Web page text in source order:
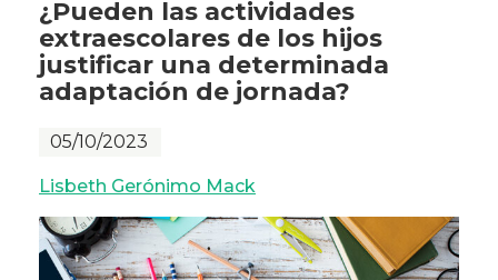
¿Pueden las actividades
extraescolares de los hijos
justificar una determinada
adaptación de jornada?
05/10/2023
Lisbeth Gerónimo Mack